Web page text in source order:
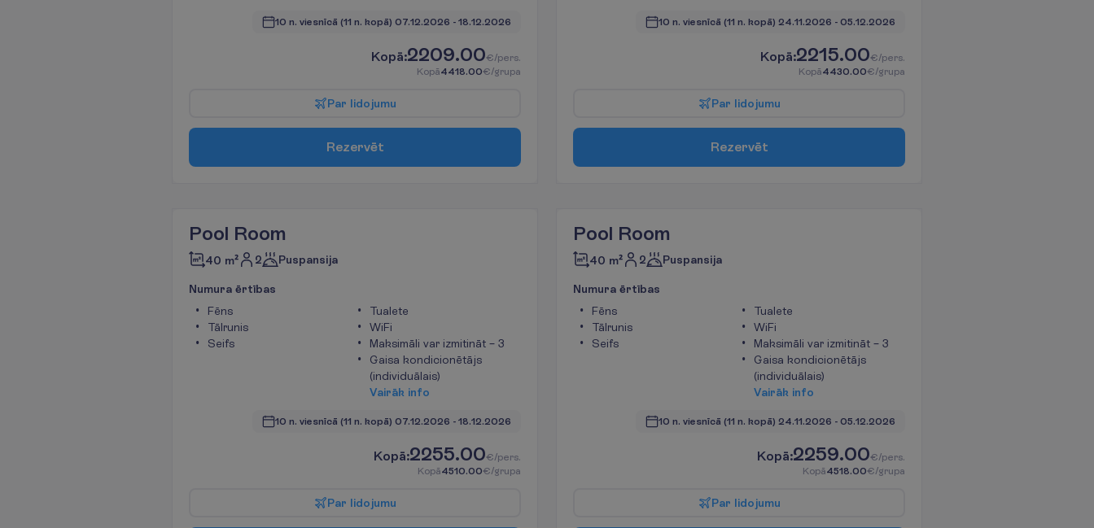
10 n. viesnīcā (11 n. kopā) 07.12.2026 - 18.12.2026
Kopā:2209.00€/pers.
Kopā4418.00€/grupa
Par lidojumu
Rezervēt
10 n. viesnīcā (11 n. kopā) 24.11.2026 - 05.12.2026
Kopā:2215.00€/pers.
Kopā4430.00€/grupa
Par lidojumu
Rezervēt
Pool Room
40 m² 2 Puspansija
Numura ērtības
Fēns
Tālrunis
Seifs
Tualete
WiFi
Maksimāli var izmitināt – 3
Gaisa kondicionētājs
(individuālais)
Vairāk info
10 n. viesnīcā (11 n. kopā) 07.12.2026 - 18.12.2026
Kopā:2255.00€/pers.
Kopā4510.00€/grupa
Par lidojumu
Pool Room
40 m² 2 Puspansija
Numura ērtības
Fēns
Tālrunis
Seifs
Tualete
WiFi
Maksimāli var izmitināt – 3
Gaisa kondicionētājs
(individuālais)
Vairāk info
10 n. viesnīcā (11 n. kopā) 24.11.2026 - 05.12.2026
Kopā:2259.00€/pers.
Kopā4518.00€/grupa
Par lidojumu